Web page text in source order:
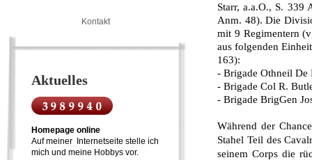
Starr, a.a.O., S. 339
Anm. 48). Die
mit 9 Regimentern
aus folgenden
163):
- Brigade Othneil De
- Brigade Col R.
- Brigade BrigGen
Während der
Stahel Teil des
seinem Corps die
Kontakt
Aktuelles
Homepage online
Auf meiner Internetseite stelle ich
mich und meine Hobbys vor.